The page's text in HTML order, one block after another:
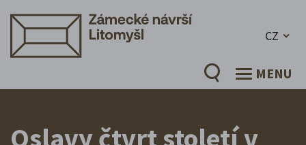
CZ
MENU
Oslavy čtvrt století v